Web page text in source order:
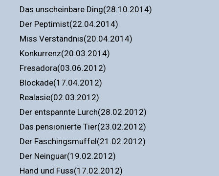
Das unscheinbare Ding(28.10.2014)
Der Peptimist(22.04.2014)
Miss Verständnis(20.04.2014)
Konkurrenz(20.03.2014)
Fresadora(03.06.2012)
Blockade(17.04.2012)
Realasie(02.03.2012)
Der entspannte Lurch(28.02.2012)
Das pensionierte Tier(23.02.2012)
Der Faschingsmuffel(21.02.2012)
Der Neinguar(19.02.2012)
Hand und Fuss(17.02.2012)